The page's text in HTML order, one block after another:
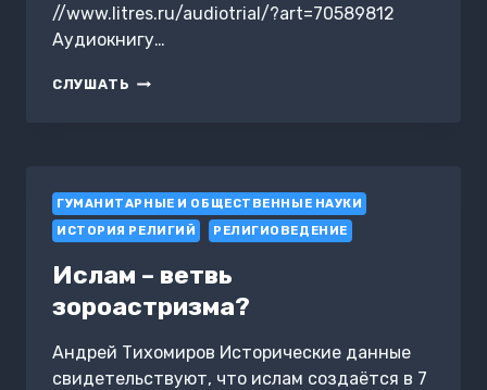
//www.litres.ru/audiotrial/?art=70589812
Аудиокнигу…
СЛУШАТЬ В
БОРЬБА
ЗА
АРАБСКУЮ
ИМПЕРИЮ
ГУМАНИТАРНЫЕ И ОБЩЕСТВЕННЫЕ НАУКИ
ИСТОРИЯ РЕЛИГИЙ
РЕЛИГИОВЕДЕНИЕ
Ислам – ветвь
зороастризма?
Андрей Тихомиров Исторические данные
свидетельствуют, что ислам создаётся в 7